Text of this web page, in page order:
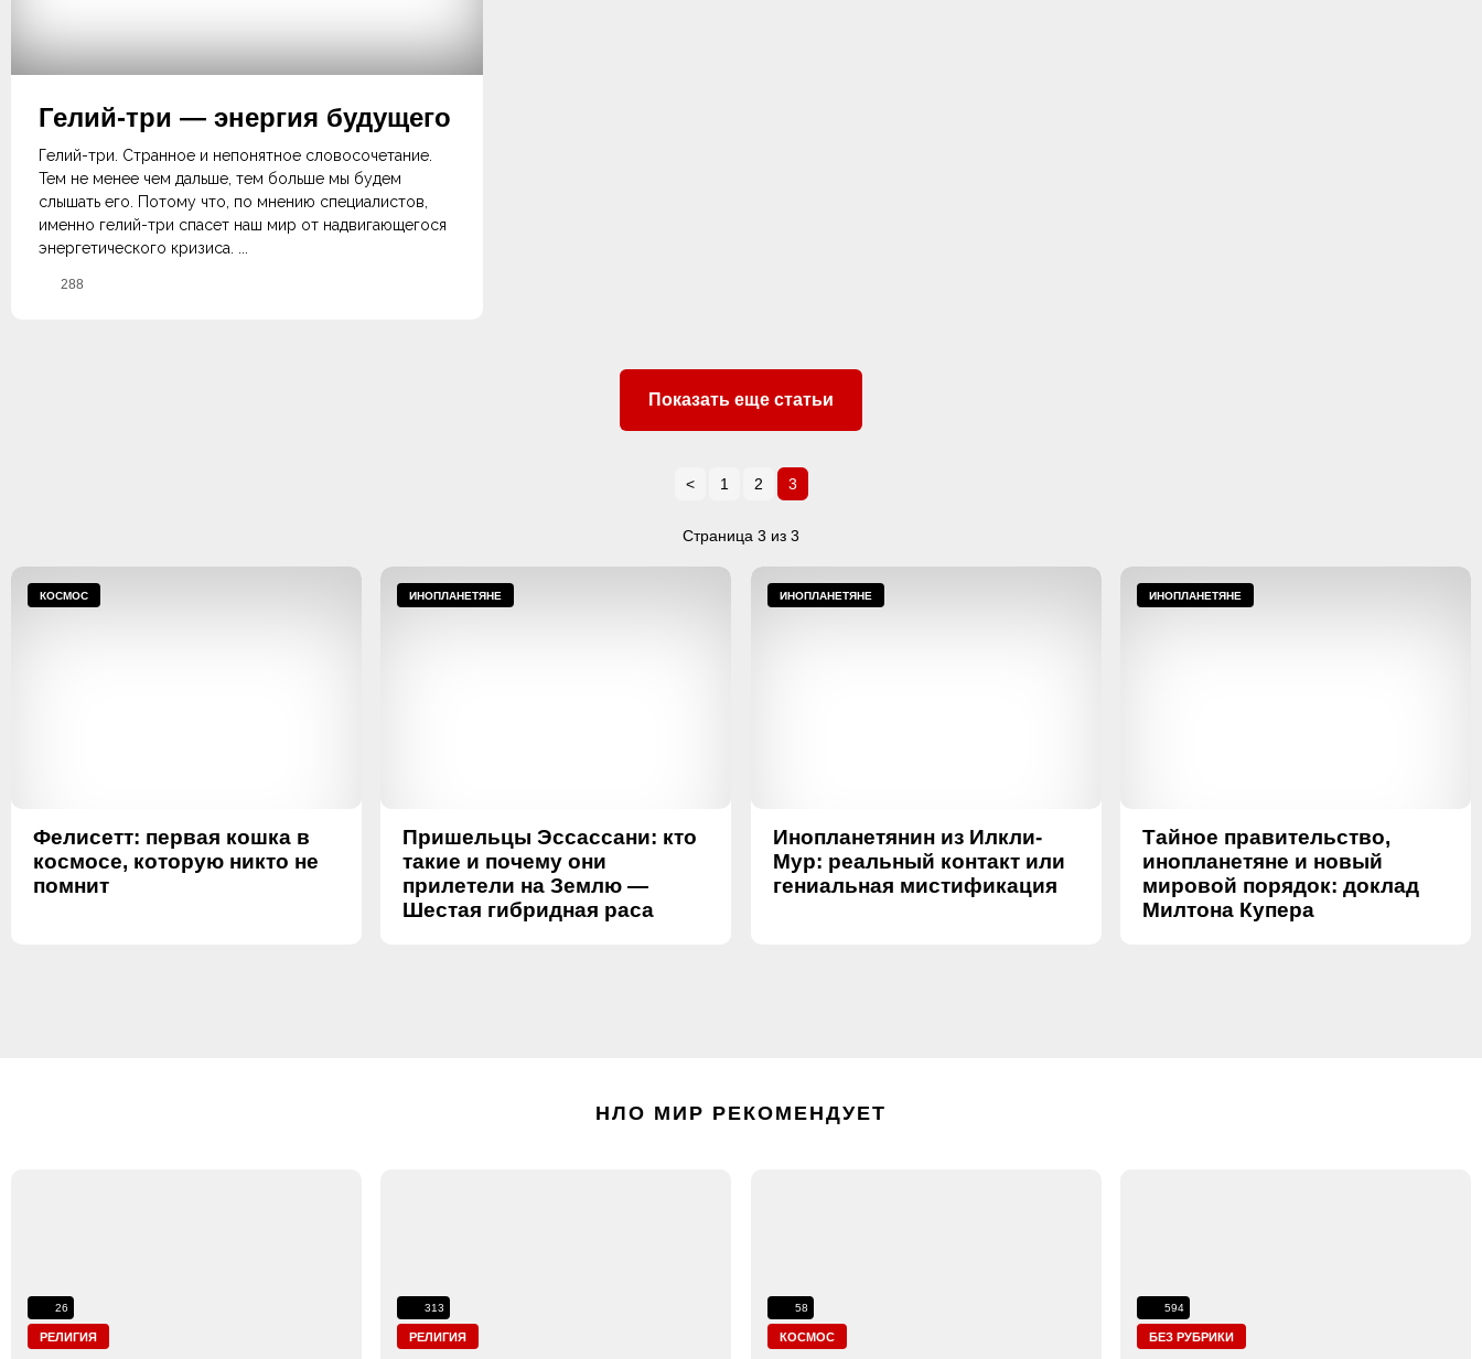
Гелий-три — энергия будущего
Гелий-три. Странное и непонятное словосочетание.
Тем не менее чем дальше, тем больше мы будем
слышать его. Потому что, по мнению специалистов,
именно гелий-три спасет наш мир от надвигающегося
энергетического кризиса. ...
288
Показать еще статьи
< 1 2 3
Страница 3 из 3
КОСМОС
Фелисетт: первая кошка в
космосе, которую никто не
помнит
ИНОПЛАНЕТЯНЕ
Пришельцы Эссассани: кто
такие и почему они
прилетели на Землю —
Шестая гибридная раса
ИНОПЛАНЕТЯНЕ
Инопланетянин из Илкли-
Мур: реальный контакт или
гениальная мистификация
ИНОПЛАНЕТЯНЕ
Тайное правительство,
инопланетяне и новый
мировой порядок: доклад
Милтона Купера
НЛО МИР РЕКОМЕНДУЕТ
РЕЛИГИЯ
26
РЕЛИГИЯ
313
КОСМОС
58
БЕЗ РУБРИКИ
594